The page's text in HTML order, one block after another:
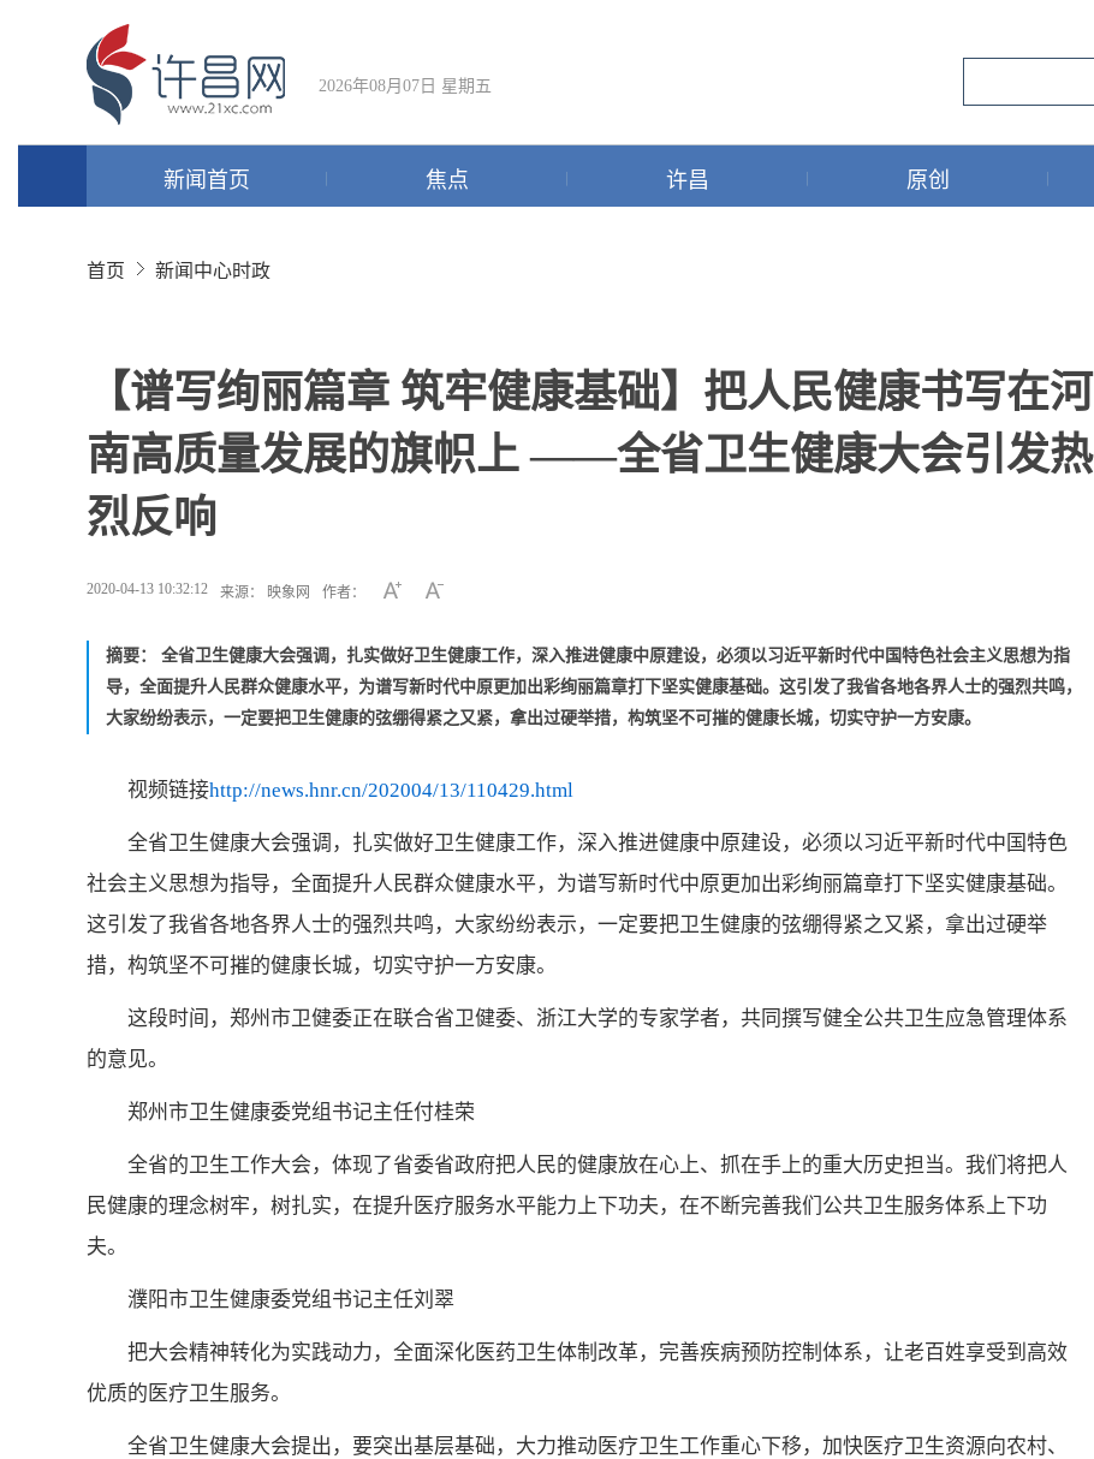
2026年08月07日 星期五
新闻首页 焦点 许昌 原创
首页 新闻中心时政
【谱写绚丽篇章 筑牢健康基础】把人民健康书写在河
南高质量发展的旗帜上 ——全省卫生健康大会引发热
烈反响
2020-04-13 10:32:12 来源： 映象网 作者：
摘要： 全省卫生健康大会强调，扎实做好卫生健康工作，深入推进健康中原建设，必须以习近平新时代中国特色社会主义思想为指
导，全面提升人民群众健康水平，为谱写新时代中原更加出彩绚丽篇章打下坚实健康基础。这引发了我省各地各界人士的强烈共鸣，
大家纷纷表示，一定要把卫生健康的弦绷得紧之又紧，拿出过硬举措，构筑坚不可摧的健康长城，切实守护一方安康。
视频链接http://news.hnr.cn/202004/13/110429.html
全省卫生健康大会强调，扎实做好卫生健康工作，深入推进健康中原建设，必须以习近平新时代中国特色
社会主义思想为指导，全面提升人民群众健康水平，为谱写新时代中原更加出彩绚丽篇章打下坚实健康基础。
这引发了我省各地各界人士的强烈共鸣，大家纷纷表示，一定要把卫生健康的弦绷得紧之又紧，拿出过硬举
措，构筑坚不可摧的健康长城，切实守护一方安康。
这段时间，郑州市卫健委正在联合省卫健委、浙江大学的专家学者，共同撰写健全公共卫生应急管理体系
的意见。
郑州市卫生健康委党组书记主任付桂荣
全省的卫生工作大会，体现了省委省政府把人民的健康放在心上、抓在手上的重大历史担当。我们将把人
民健康的理念树牢，树扎实，在提升医疗服务水平能力上下功夫，在不断完善我们公共卫生服务体系上下功
夫。
濮阳市卫生健康委党组书记主任刘翠
把大会精神转化为实践动力，全面深化医药卫生体制改革，完善疾病预防控制体系，让老百姓享受到高效
优质的医疗卫生服务。
全省卫生健康大会提出，要突出基层基础，大力推动医疗卫生工作重心下移，加快医疗卫生资源向农村、